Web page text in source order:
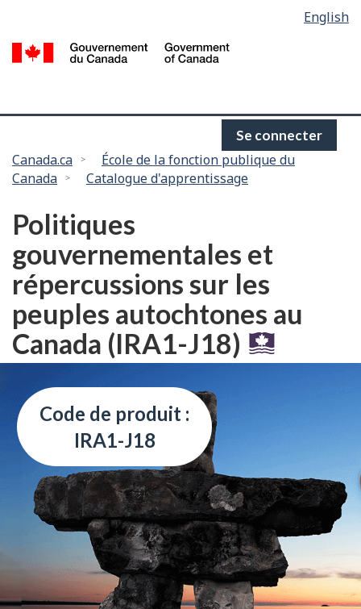
contenu
selection
English
Se connecter
Vous
êtes
Canada.ca
École de la fonction publique du
Canada
Catalogue d'apprentissage
Politiques
gouvernementales et
répercussions sur les
peuples autochtones au
Canada (IRA1-J18)
Code de produit :
IRA1-J18